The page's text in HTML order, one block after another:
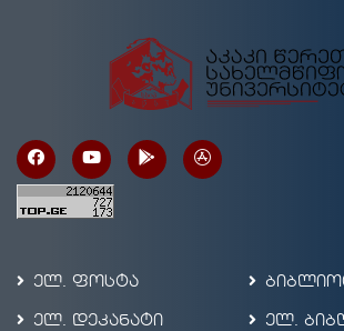
ელ. ფოსტა
ელ. დეკანატი ელ.